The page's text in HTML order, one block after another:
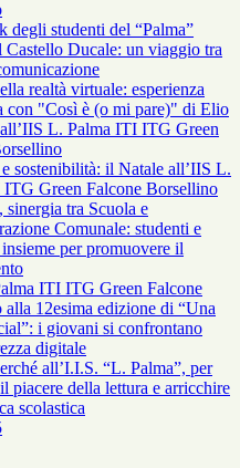
degli studenti del “Palma”
Castello Ducale: un viaggio tra
realtà virtuale: esperienza
con "Così è (o mi pare)" di Elio
L. Palma ITI ITG Green
sostenibilità: il Natale all’IIS L.
Green Falcone Borsellino
sinergia tra Scuola e
Comunale: studenti e
per promuovere il
ITI ITG Green Falcone
12esima edizione di “Una
i giovani si confrontano
digitale
all’I.I.S. “L. Palma”, per
piacere della lettura e arricchire
scolastica